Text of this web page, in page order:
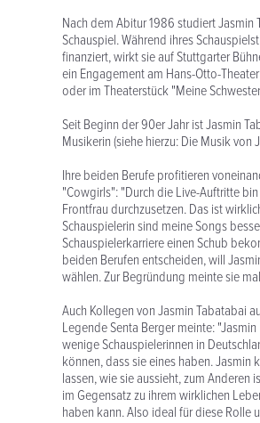
Nach dem Abitur 1986 studiert
Schauspiel. Während ihres
finanziert, wirkt sie auf Stuttgarter
ein Engagement am Hans-Otto-
oder im Theaterstück "Meine
Seit Beginn der 90er Jahr ist Jasmin
Musikerin (siehe hierzu: Die Musik von
Ihre beiden Berufe profitieren
"Cowgirls": "Durch die Live-Auftritte
Frontfrau durchzusetzen. Das ist
Schauspielerin sind meine Songs
Schauspielerkarriere einen Schub
beiden Berufen entscheiden, will
wählen. Zur Begründung meinte sie
Auch Kollegen von Jasmin Tabatabai
Legende Senta Berger meinte:
wenige Schauspielerinnen in
können, dass sie eines haben. Jasmin
lassen, wie sie aussieht, zum Anderen
im Gegensatz zu ihrem wirklichen
haben kann. Also ideal für diese Rolle